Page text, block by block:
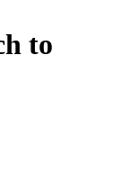
to